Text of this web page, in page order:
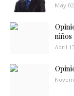
May
niños
April